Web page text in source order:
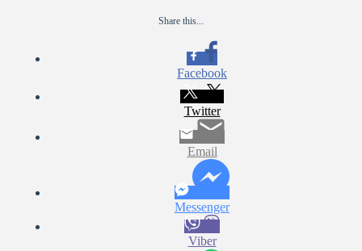
Share this...
Facebook
Twitter
Email
Messenger
Viber